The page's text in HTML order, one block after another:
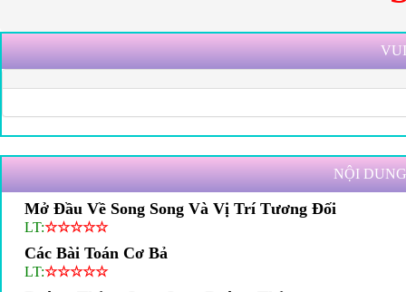
NỘI
Mở Đầu Về Song Song Và Vị Trí Tương Đối
LT:☆☆☆☆☆
Các Bài Toán Cơ Bả
LT:☆☆☆☆☆